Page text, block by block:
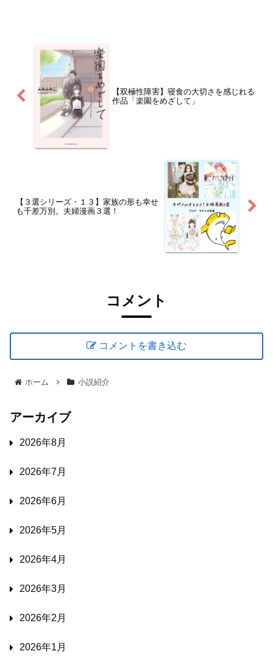
【双極性障害】寝食の大切さを感じれる
作品「楽園をめざして」
【３選シリーズ・１３】家族の形も幸せ
も千差万別。夫婦漫画３選！
コメント
コメントを書き込む
ホーム 小説紹介
アーカイブ
2026年8月
2026年7月
2026年6月
2026年5月
2026年4月
2026年3月
2026年2月
2026年1月